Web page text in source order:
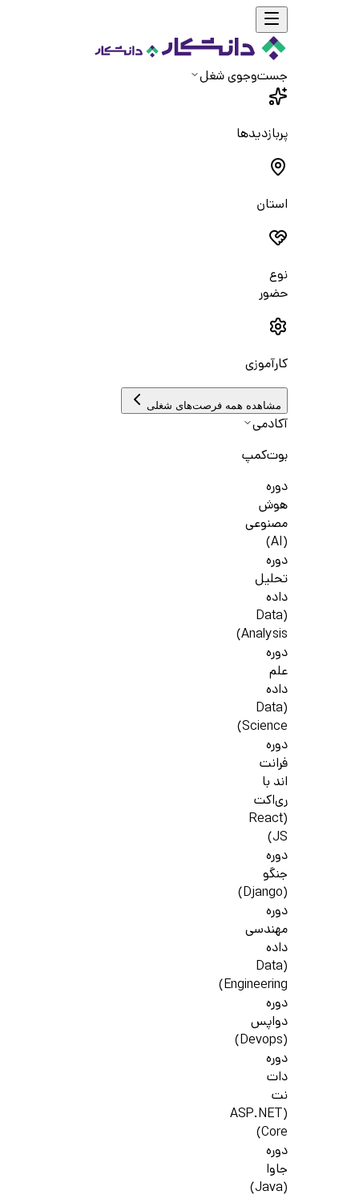
جست‌و‌جوی شغل
پربازدیدها
استان
نوع
حضور
کارآموزی
مشاهده همه فرصت‌های شغلی
آکادمی
بوت‌کمپ
دوره
هوش
مصنوعی
(AI)
دوره
تحلیل
داده
(Data
Analysis)
دوره
علم
داده
(Data
Science)
دوره
فرانت
اند با
ری‌اکت
(React
JS)
دوره
جنگو
(Django)
دوره
مهندسی
داده
(Data
Engineering)
دوره
دواپس
(Devops)
دوره
دات
نت
(ASP.NET
Core)
دوره
جاوا
(Java)